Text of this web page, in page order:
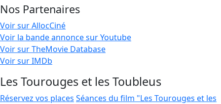
Nos Partenaires
Voir sur AllocCiné
Voir la bande annonce sur Youtube
Voir sur TheMovie Database
Voir sur IMDb
Les Tourouges et les Toubleus
Réservez vos places Séances du film "Les Tourouges et les